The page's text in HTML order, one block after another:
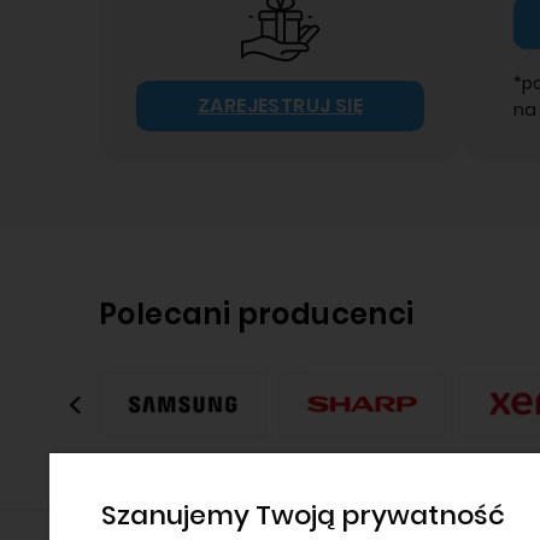
ZAREJESTRUJ SIĘ
na
Polecani producenci
Szanujemy Twoją prywatność